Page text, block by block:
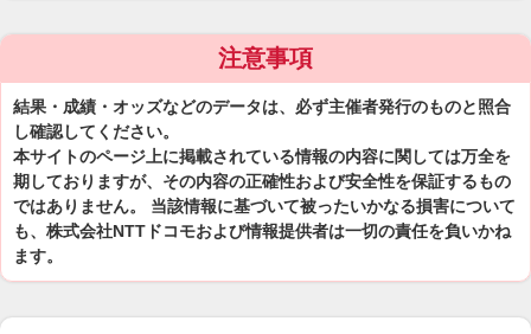
注意事項
結果・成績・オッズなどのデータは、必ず主催者発行のものと照合
し確認してください。
本サイトのページ上に掲載されている情報の内容に関しては万全を
期しておりますが、その内容の正確性および安全性を保証するもの
ではありません。 当該情報に基づいて被ったいかなる損害について
も、株式会社NTTドコモおよび情報提供者は一切の責任を負いかね
ます。